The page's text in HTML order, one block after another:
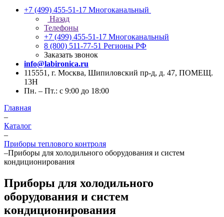
+7 (499) 455-51-17 Многоканальный
Назад
Телефоны
+7 (499) 455-51-17 Многоканальный
8 (800) 511-77-51 Регионы РФ
Заказать звонок
info@labironica.ru
115551, г. Москва, Шипиловский пр-д, д. 47, ПОМЕЩ.
13Н
Пн. – Пт.: с 9:00 до 18:00
Главная
–
Каталог
–
Приборы теплового контроля
–Приборы для холодильного оборудования и систем
кондиционирования
Приборы для холодильного
оборудования и систем
кондиционирования